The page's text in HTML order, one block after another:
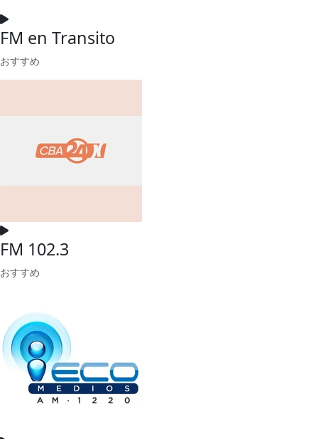
FM en Transito
おすすめ
FM 102.3
おすすめ